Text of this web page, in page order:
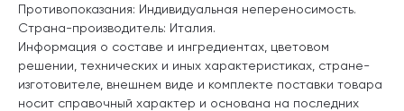
Противопоказания: Индивидуальная непереносимость.
Страна-производитель: Италия.
Информация о составе и ингредиентах, цветовом
решении, технических и иных характеристиках, стране-
изготовителе, внешнем виде и комплекте поставки товара
носит справочный характер и основана на последних